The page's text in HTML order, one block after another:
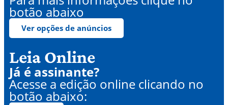
botão abaixo
Ver opções de anúncios
Leia Online
Já é assinante?
Acesse a edição online clicando no
botão abaixo: